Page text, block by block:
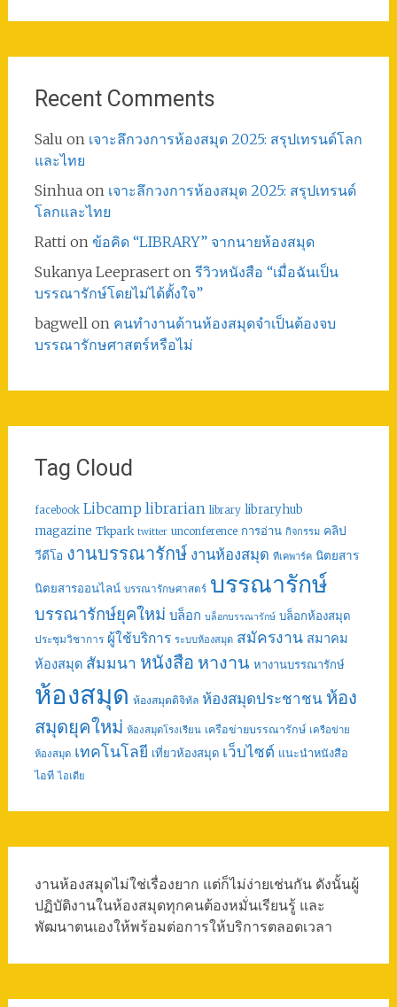
Recent Comments
Salu on เจาะลึกวงการห้องสมุด 2025: สรุปเทรนด์โลก
และไทย
Sinhuaon เจาะลึกวงการห้องสมุด 2025: สรุปเทรนด์
โลกและไทย
Rattion ข้อคิด “LIBRARY” จากนายห้องสมุด
Sukanya Leepraserton รีวิวหนังสือ “เมื่อฉันเป็น
บรรณารักษ์โดยไม่ได้ตั้งใจ”
bagwellon คนทำงานด้านห้องสมุดจำเป็นต้องจบ
บรรณารักษศาสตร์หรือไม่
Tag Cloud
facebook Libcamp librarian library libraryhub
magazine Tkpark twitter unconference การอ่าน กิจกรรม คลิป
วีดีโอ งานบรรณารักษ์ งานห้องสมุด ทีเคพาร์ค นิตยสาร
นิตยสารออนไลน์ บรรณารักษศาสตร์ บรรณารักษ์
บรรณารักษ์ยุคใหม่ บล็อก บล็อกบรรณารักษ์ บล็อกห้องสมุด
ประชุมวิชาการ ผู้ใช้บริการ ระบบห้องสมุด สมัครงาน สมาคม
ห้องสมุด สัมมนา หนังสือ หางาน หางานบรรณารักษ์
ห้องสมุด ห้องสมุดดิจิทัล ห้องสมุดประชาชน ห้อง
สมุดยุคใหม่ ห้องสมุดโรงเรียน เครือข่ายบรรณารักษ์ เครือข่าย
ห้องสมุด เทคโนโลยี เที่ยวห้องสมุด เว็บไซต์ แนะนำหนังสือ
ไอที ไอเดีย
งานห้องสมุดไม่ใช่เรื่องยาก แต่ก็ไม่ง่ายเช่นกัน ดังนั้นผู้
ปฏิบัติงานในห้องสมุดทุกคนต้องหมั่นเรียนรู้ และ
พัฒนาตนเองให้พร้อมต่อการให้บริการตลอดเวลา